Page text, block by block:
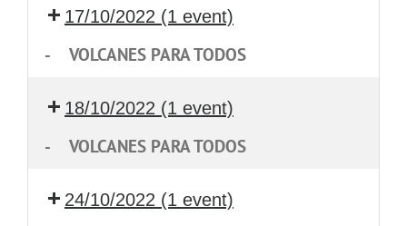
17/10/2022 (1 event)
- VOLCANES PARA TODOS
18/10/2022 (1 event)
- VOLCANES PARA TODOS
24/10/2022 (1 event)